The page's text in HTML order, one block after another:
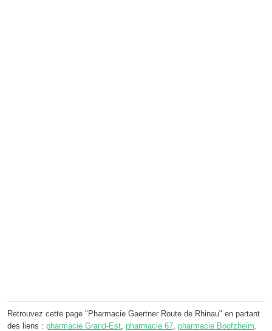
Retrouvez cette page "Pharmacie Gaertner Route de Rhinau" en partant
des liens : pharmacie Grand-Est, pharmacie 67, pharmacie Boofzheim.